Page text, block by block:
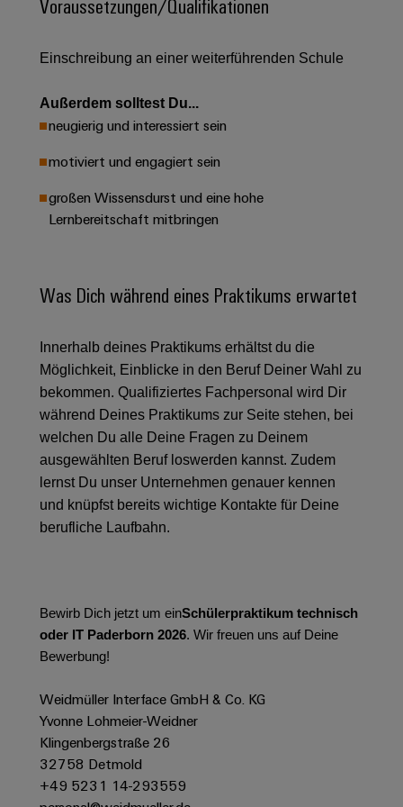
Verbindungslösungen
Energieerzeugung
Zukunftssicherheit
bewährte
Maschinenbau
der
Fabrikautomation
Öl
&
Gas
Sicherer
Betrieb
mit
vernetzten
Lösungen
Photovoltaik
Mehr
Ressourceneffizienz
durch
Schaltschrankbau
Lösungen
für
die
Herausforderungen
im
Systeme
Lösungen
Dezentrale
Automatisierung
Energiemanagement-
Lösungen
IIoT
Software
Industrial
Analytics
Industrial
Automation
Industrial
IoT
Industrial
Service
Platform
easyConnect
EZA-
Regler
Gerätehersteller
Blitz-
Überspannungsschutz
PV
Generatoranschlusskasten
Feldbusverteiler
&
Steuerungen
I/O-
Systeme
Industrial
Ethernet
Touch-
und
Visualisierungstools
Energiemessung
und
Smart
Metering
Weidmüller
Industrial
Technischer
Umweltbezogene
Engineering
Daten
Technische
Produktkataloge
Ersatzteile
Trainings
und
Webinare
PSIRT
Digitale
Bestellmöglichkeiten
Schnittstelle
EDI-
Schnittstelle
ALLE
SERVICES
Partner
IIoT
and
Netzwerk
IIoT
and
Automation
Solution
Partner
finden
Solution
Partner
Messen
&
Globale
Messen
&
Events
Ausbildungs-
Studienplätze
Veranstaltungen
Aktuelle
für
Stellenbörse
Chancen in der
Einschreibung an einer weiterführenden Schule
Außerdem solltest Du...
neugierig und interessiert sein
motiviert und engagiert sein
großen Wissensdurst und eine hohe
Lernbereitschaft mitbringen
Was Dich während eines Praktikums erwartet
Innerhalb deines Praktikums erhältst du die
Möglichkeit, Einblicke in den Beruf Deiner Wahl zu
bekommen. Qualifiziertes Fachpersonal wird Dir
während Deines Praktikums zur Seite stehen, bei
welchen Du alle Deine Fragen zu Deinem
ausgewählten Beruf loswerden kannst. Zudem
lernst Du unser Unternehmen genauer kennen
und knüpfst bereits wichtige Kontakte für Deine
berufliche Laufbahn.
Bewirb Dich jetzt um einSchülerpraktikum technisch
oder IT Paderborn 2026. Wir freuen uns auf Deine
Bewerbung!
Weidmüller Interface GmbH & Co. KG
Yvonne Lohmeier-Weidner
Klingenbergstraße 26
32758 Detmold
+49 5231 14-293559